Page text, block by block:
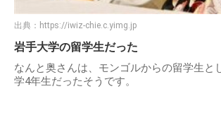
出典： https://iwiz-chie.c.yimg.jp
岩手大学の留学生だった
なんと奥さんは、モンゴルからの留学生と
学4年生だったそうです。